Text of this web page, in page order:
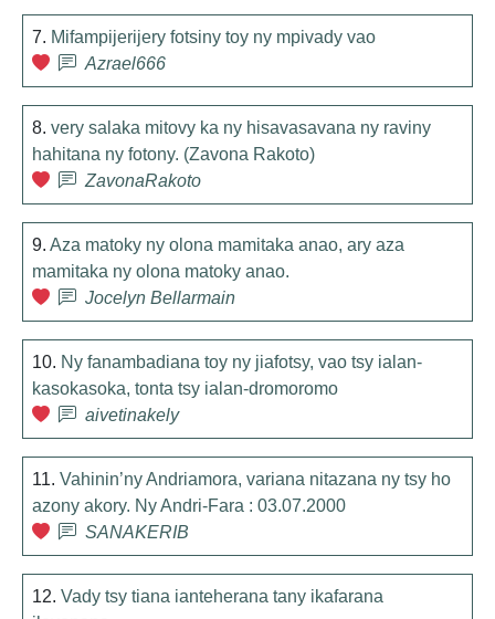
7. Mifampijerijery fotsiny toy ny mpivady vao
Azrael666
8. very salaka mitovy ka ny hisavasavana ny raviny
hahitana ny fotony. (Zavona Rakoto)
ZavonaRakoto
9. Aza matoky ny olona mamitaka anao, ary aza
mamitaka ny olona matoky anao.
Jocelyn Bellarmain
10. Ny fanambadiana toy ny jiafotsy, vao tsy ialan-
kasokasoka, tonta tsy ialan-dromoromo
aivetinakely
11. Vahinin’ny Andriamora, variana nitazana ny tsy ho
azony akory. Ny Andri-Fara : 03.07.2000
SANAKERIB
12. Vady tsy tiana ianteherana tany ikafarana